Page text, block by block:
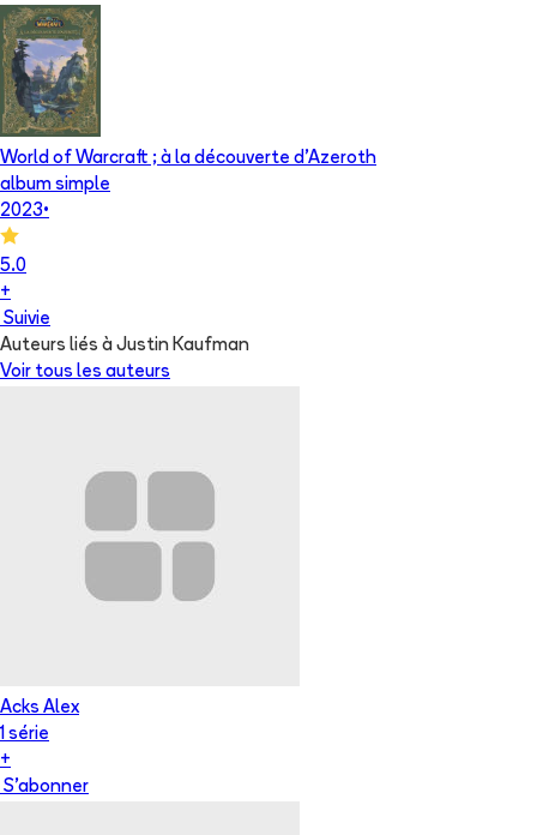
World of Warcraft ; à la découverte d'Azeroth
album simple
2023•
5.0
+
Suivie
Auteurs liés à Justin Kaufman
Voir tous les auteurs
Acks Alex
1 série
+
S'abonner